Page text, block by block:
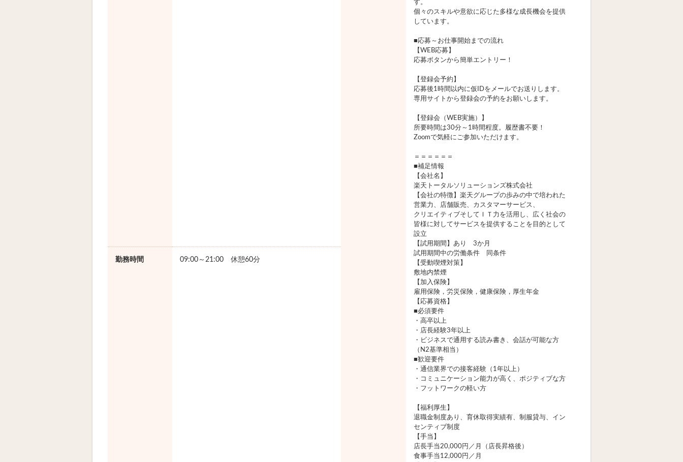
す。
個々のスキルや意欲に応じた多様な成長機会を提供
しています。
■応募～お仕事開始までの流れ
【WEB応募】
応募ボタンから簡単エントリー！
【登録会予約】
応募後1時間以内に仮IDをメールでお送りします。
専用サイトから登録会の予約をお願いします。
【登録会（WEB実施）】
所要時間は30分～1時間程度。履歴書不要！
Zoomで気軽にご参加いただけます。
＝＝＝＝＝＝
■補足情報
【会社名】
楽天トータルソリューションズ株式会社
【会社の特徴】楽天グループの歩みの中で培われた
営業力、店舗販売、カスタマーサービス、
クリエイティブそしてＩＴ力を活用し、広く社会の
皆様に対してサービスを提供することを目的として
設立
【試用期間】あり 3か月
試用期間中の労働条件 同条件
【受動喫煙対策】
敷地内禁煙
【加入保険】
雇用保険，労災保険，健康保険，厚生年金
【応募資格】
■必須要件
・高卒以上
・店長経験3年以上
・ビジネスで通用する読み書き、会話が可能な方
（N2基準相当）
■歓迎要件
・通信業界での接客経験（1年以上）
・コミュニケーション能力が高く、ポジティブな方
・フットワークの軽い方
【福利厚生】
退職金制度あり、育休取得実績有、制服貸与、イン
センティブ制度
【手当】
店長手当20,000円／月（店長昇格後）
食事手当12,000円／月
勤務時間 09:00～21:00 休憩60分